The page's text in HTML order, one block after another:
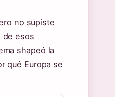
no supiste
de esos
shapeó la
qué Europa se